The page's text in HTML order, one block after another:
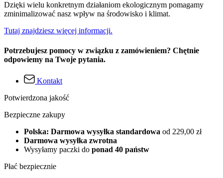
Dzięki wielu konkretnym działaniom ekologicznym pomagamy
zminimalizować nasz wpływ na środowisko i klimat.
Tutaj znajdziesz więcej informacji.
Potrzebujesz pomocy w związku z zamówieniem? Chętnie
odpowiemy na Twoje pytania.
Kontakt
Potwierdzona jakość
Bezpieczne zakupy
Polska: Darmowa wysyłka standardowa od 229,00 zł
Darmowa wysyłka zwrotna
Wysyłamy paczki do ponad 40 państw
Płać bezpiecznie